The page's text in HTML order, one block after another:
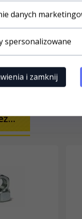
danych
spersonalizowane
i zamknij